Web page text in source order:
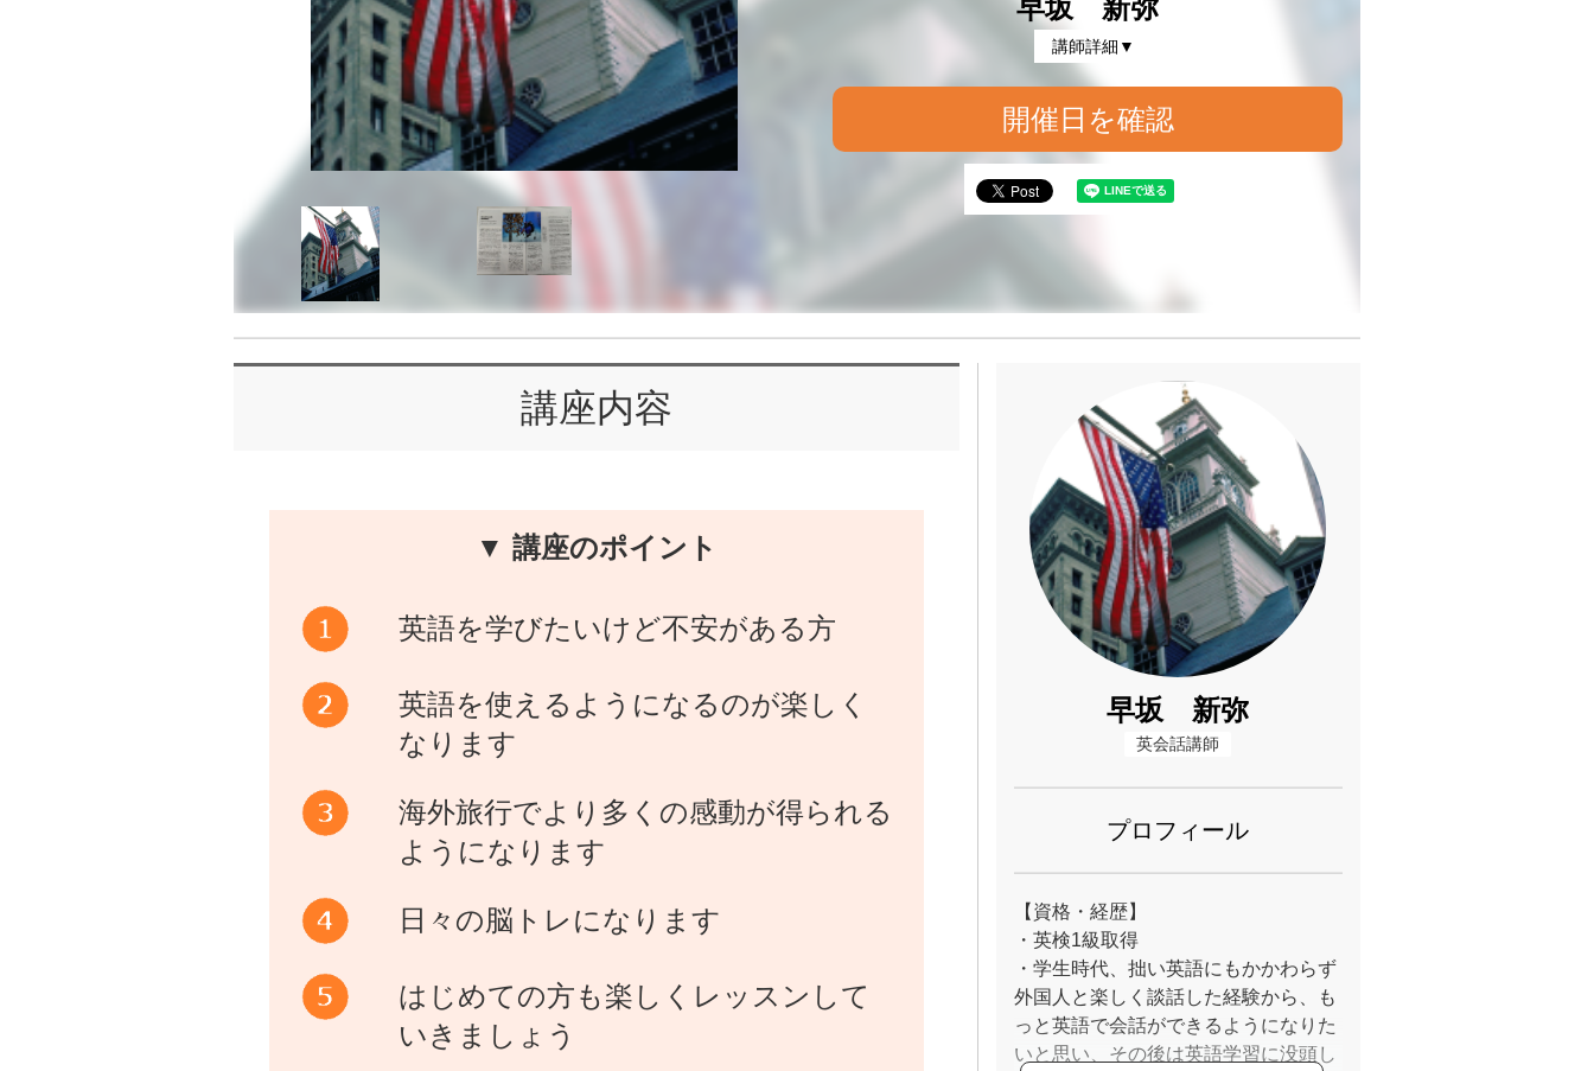
早坂 新弥
講師詳細▼
開催日を確認
講座内容
▼ 講座のポイント
英語を学びたいけど不安がある方
英語を使えるようになるのが楽しく
なります
海外旅行でより多くの感動が得られる
ようになります
日々の脳トレになります
はじめての方も楽しくレッスンして
いきましょう
早坂 新弥
英会話講師
プロフィール
【資格・経歴】
・英検1級取得
・学生時代、拙い英語にもかかわらず
外国人と楽しく談話した経験から、も
っと英語で会話ができるようになりた
いと思い、その後は英語学習に没頭し